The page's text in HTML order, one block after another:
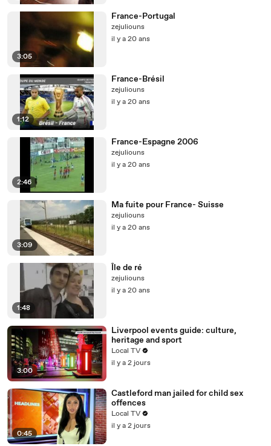
3:05
France-Portugal
zejuliouns
il y a 20 ans
1:12
France-Brésil
zejuliouns
il y a 20 ans
2:46
France-Espagne 2006
zejuliouns
il y a 20 ans
3:09
Ma fuite pour France- Suisse
zejuliouns
il y a 20 ans
1:48
Île de ré
zejuliouns
il y a 20 ans
3:00
Liverpool events guide: culture,
heritage and sport
Local TV
il y a 2 jours
0:45
Castleford man jailed for child sex
offences
Local TV
il y a 2 jours